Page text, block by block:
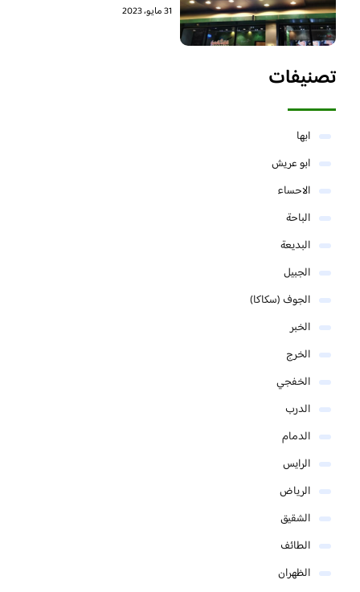
31 مايو، 2023
تصنيفات
ابها
ابو عريش
الاحساء
الباحة
البديعة
الجبيل
الجوف (سكاكا)
الخبر
الخرج
الخفجي
الدرب
الدمام
الرايس
الرياض
الشقيق
الطائف
الظهران